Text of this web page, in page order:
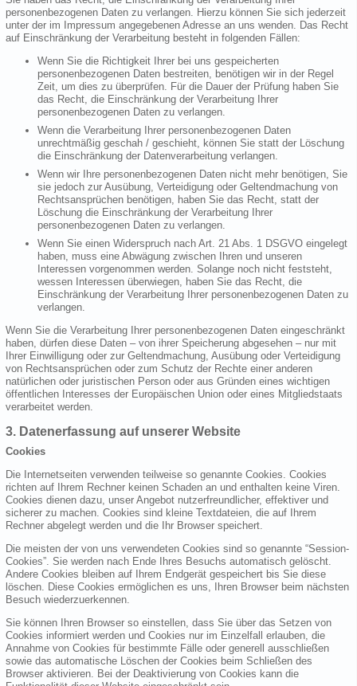
personenbezogenen Daten zu verlangen. Hierzu können Sie sich jederzeit
unter der im Impressum angegebenen Adresse an uns wenden. Das Recht
auf Einschränkung der Verarbeitung besteht in folgenden Fällen:
Wenn Sie die Richtigkeit Ihrer bei uns gespeicherten
personenbezogenen Daten bestreiten, benötigen wir in der Regel
Zeit, um dies zu überprüfen. Für die Dauer der Prüfung haben Sie
das Recht, die Einschränkung der Verarbeitung Ihrer
personenbezogenen Daten zu verlangen.
Wenn die Verarbeitung Ihrer personenbezogenen Daten
unrechtmäßig geschah / geschieht, können Sie statt der Löschung
die Einschränkung der Datenverarbeitung verlangen.
Wenn wir Ihre personenbezogenen Daten nicht mehr benötigen, Sie
sie jedoch zur Ausübung, Verteidigung oder Geltendmachung von
Rechtsansprüchen benötigen, haben Sie das Recht, statt der
Löschung die Einschränkung der Verarbeitung Ihrer
personenbezogenen Daten zu verlangen.
Wenn Sie einen Widerspruch nach Art. 21 Abs. 1 DSGVO eingelegt
haben, muss eine Abwägung zwischen Ihren und unseren
Interessen vorgenommen werden. Solange noch nicht feststeht,
wessen Interessen überwiegen, haben Sie das Recht, die
Einschränkung der Verarbeitung Ihrer personenbezogenen Daten zu
verlangen.
Wenn Sie die Verarbeitung Ihrer personenbezogenen Daten eingeschränkt
haben, dürfen diese Daten – von ihrer Speicherung abgesehen – nur mit
Ihrer Einwilligung oder zur Geltendmachung, Ausübung oder Verteidigung
von Rechtsansprüchen oder zum Schutz der Rechte einer anderen
natürlichen oder juristischen Person oder aus Gründen eines wichtigen
öffentlichen Interesses der Europäischen Union oder eines Mitgliedstaats
verarbeitet werden.
3. Datenerfassung auf unserer Website
Cookies
Die Internetseiten verwenden teilweise so genannte Cookies. Cookies
richten auf Ihrem Rechner keinen Schaden an und enthalten keine Viren.
Cookies dienen dazu, unser Angebot nutzerfreundlicher, effektiver und
sicherer zu machen. Cookies sind kleine Textdateien, die auf Ihrem
Rechner abgelegt werden und die Ihr Browser speichert.
Die meisten der von uns verwendeten Cookies sind so genannte “Session-
Cookies”. Sie werden nach Ende Ihres Besuchs automatisch gelöscht.
Andere Cookies bleiben auf Ihrem Endgerät gespeichert bis Sie diese
löschen. Diese Cookies ermöglichen es uns, Ihren Browser beim nächsten
Besuch wiederzuerkennen.
Sie können Ihren Browser so einstellen, dass Sie über das Setzen von
Cookies informiert werden und Cookies nur im Einzelfall erlauben, die
Annahme von Cookies für bestimmte Fälle oder generell ausschließen
sowie das automatische Löschen der Cookies beim Schließen des
Browser aktivieren. Bei der Deaktivierung von Cookies kann die